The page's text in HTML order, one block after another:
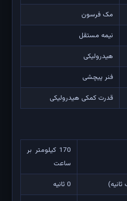
مک فرسون
نیمه مستقل
هیدرولیکی
فنر پیچشی
قدرت کمکی هیدرولیکی
170 کیلومتر بر
ساعت
0 ثانیه